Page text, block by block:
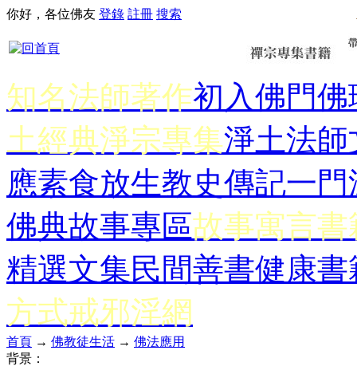
你好，各位佛友 登錄 註冊 搜索
知名法師著作初入佛門佛
土經典淨宗專集淨土法師
應素食放生教史傳記一門
佛典故事專區故事寓言書
精選文集民間善書健康書
方式戒邪淫網
首頁 → 佛教徒生活 → 佛法應用
背景：